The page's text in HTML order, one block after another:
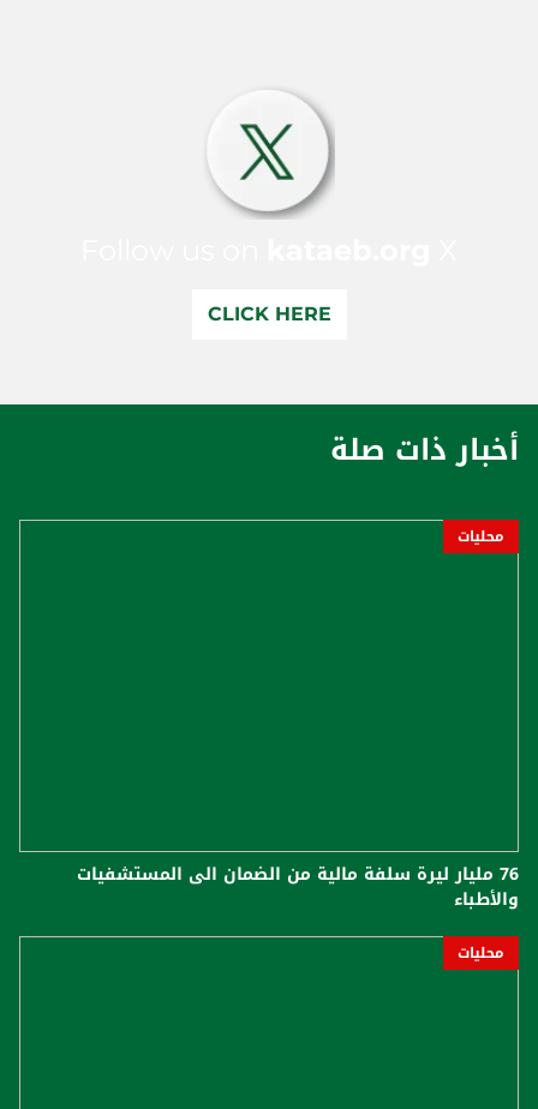
CLICK HERE
أخبار ذات صلة
محليات
76 مليار ليرة سلفة مالية من الضمان الى المستشفيات
والأطباء
محليات